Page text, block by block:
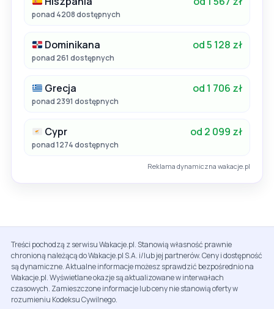
ponad 4208 dostępnych
Dominikana od 5 128 zł
ponad 261 dostępnych
Grecja od 1 706 zł
ponad 2391 dostępnych
Cypr od 2 099 zł
ponad 1274 dostępnych
Reklama dynamiczna wakacje.pl
Treści pochodzą z serwisu Wakacje.pl. Stanowią własność prawnie
chronioną należącą do Wakacje.pl S.A. i/lub jej partnerów. Ceny i dostępność
są dynamiczne. Aktualne informacje możesz sprawdzić bezpośrednio na
Wakacje.pl. Wyświetlane okazje są aktualizowane w interwałach
czasowych. Zamieszczone informacje lub ceny nie stanowią oferty w
rozumieniu Kodeksu Cywilnego.